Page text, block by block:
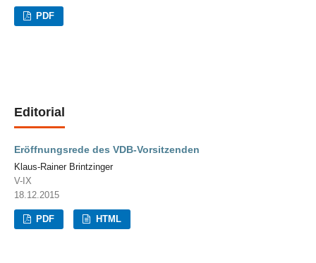
PDF
Editorial
Eröffnungsrede des VDB-Vorsitzenden
Klaus-Rainer Brintzinger
V-IX
18.12.2015
PDF HTML